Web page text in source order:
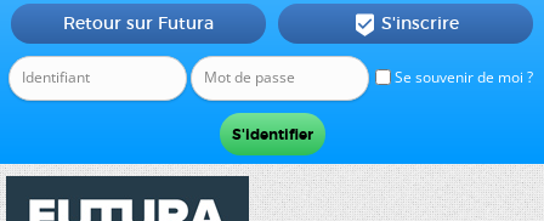
Se souvenir de moi ?
Retour sur Futura  S'inscrire